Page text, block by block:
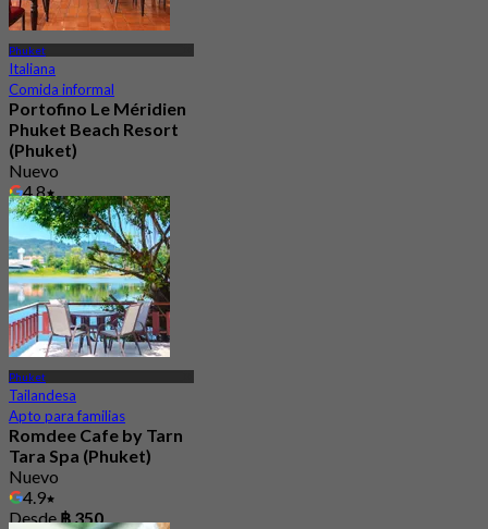
Phuket
Italiana
Comida informal
Portofino Le Méridien
Phuket Beach Resort
(Phuket)
Nuevo
4.8
Desde฿ 890
Phuket
Tailandesa
Apto para familias
Romdee Cafe by Tarn
Tara Spa (Phuket)
Nuevo
4.9
Desde ฿ 350